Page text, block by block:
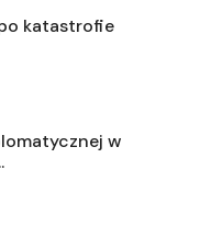
katastrofie
w